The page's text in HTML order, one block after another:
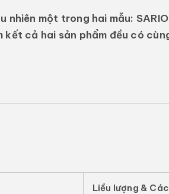
nhiên một trong hai mẫu:
kết cả hai sản phẩm đều có
Liều lượng &